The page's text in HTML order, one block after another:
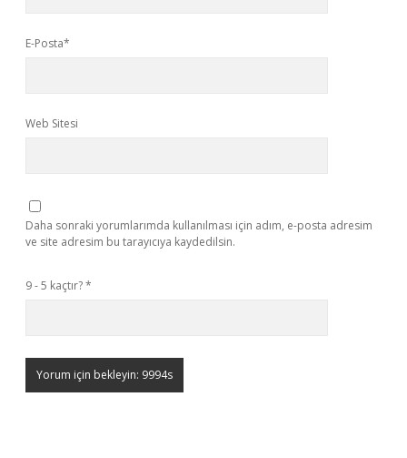
E-Posta*
Web Sitesi
Daha sonraki yorumlarımda kullanılması için adım, e-posta adresim
ve site adresim bu tarayıcıya kaydedilsin.
9 - 5 kaçtır?*